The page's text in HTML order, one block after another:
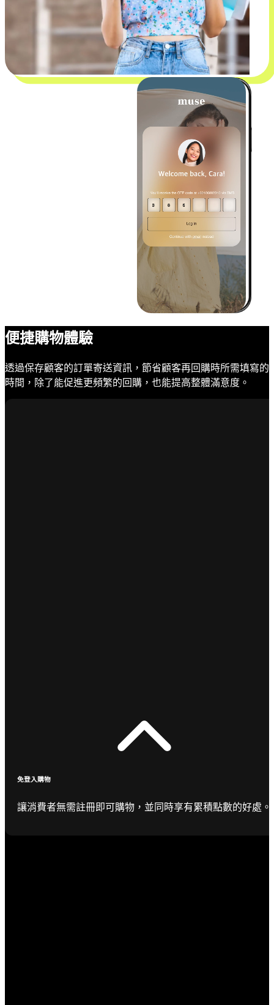
便捷購物體驗
透過保存顧客的訂單寄送資訊，節省顧客再回購時所需填寫的
時間，除了能促進更頻繁的回購，也能提高整體滿意度。
免登入購物
讓消費者無需註冊即可購物，並同時享有累積點數的好處。